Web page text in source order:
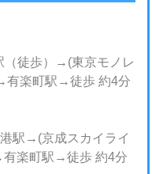
徒歩）→(東京モノレ
楽町駅→徒歩 約4分
駅→(京成スカイライ
楽町駅→徒歩 約4分